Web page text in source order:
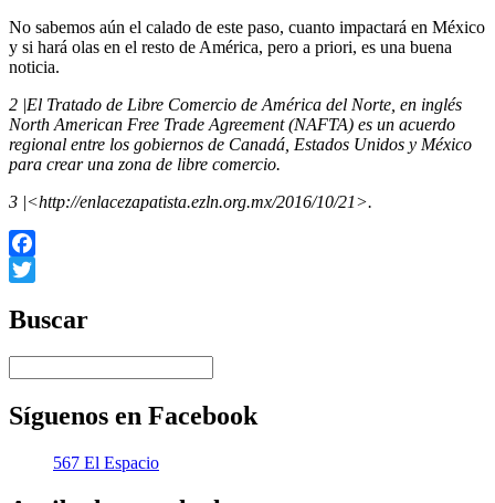
No sabemos aún el calado de este paso, cuanto impactará en México
y si hará olas en el resto de América, pero a priori, es una buena
noticia.
2 |El Tratado de Libre Comercio de América del Norte, en inglés
North American Free Trade Agreement (NAFTA) es un acuerdo
regional entre los gobiernos de Canadá, Estados Unidos y México
para crear una zona de libre comercio.
3 |<http://enlacezapatista.ezln.org.mx/2016/10/21>.
Facebook
Buscar
Síguenos en Facebook
567 El Espacio